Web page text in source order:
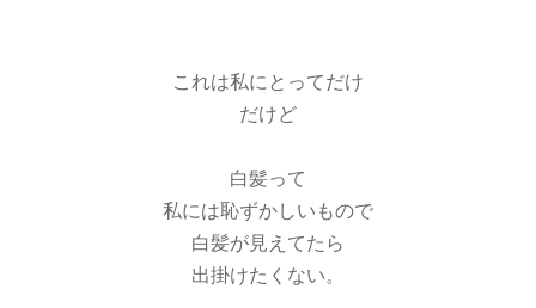
これは私にとってだけ
だけど
白髪って
私には恥ずかしいもので
白髪が見えてたら
出掛けたくない。